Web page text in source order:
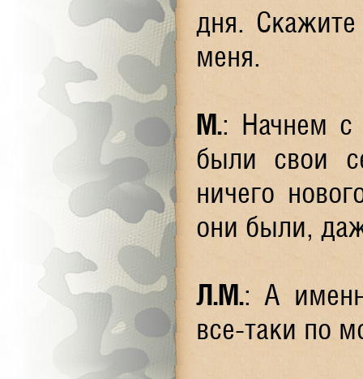
дня.
меня.
М.: Начнем с
были свои
ничего
они были,
Л.М.: А
все-таки по